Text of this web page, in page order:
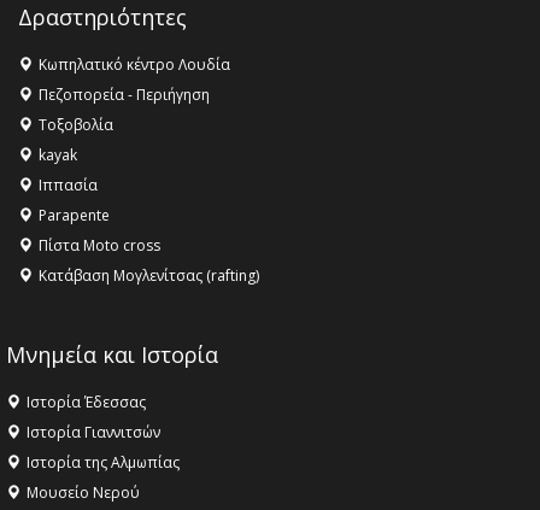
16:27 - Όλυμπος: Εντάχθηκε στον Κατάλογο Παγκόσμιας
Κληρονομιάς της UNESCO – Ομόφωνη η απόφαση Ο
Όλυμπος αναγνωρίστηκε ως φυσικό και πολιτιστικό
αγαθό εξέχουσας οικουμενικής αξίας για την
ανθρωπότητα
16:18 -
ΣΤΗΝ ΕΔΕΣΣΑ
Δραστηριότητες
Κωπηλατικό κέντρο Λουδία
Πεζοπορεία - Περιήγηση
Τοξοβολία
kayak
Ιππασία
Parapente
Πίστα Moto cross
Κατάβαση Μογλενίτσας (rafting)
Μνημεία και Ιστορία
Ιστορία Έδεσσας
Ιστορία Γιαννιτσών
Ιστορία της Αλμωπίας
Μουσείο Νερού